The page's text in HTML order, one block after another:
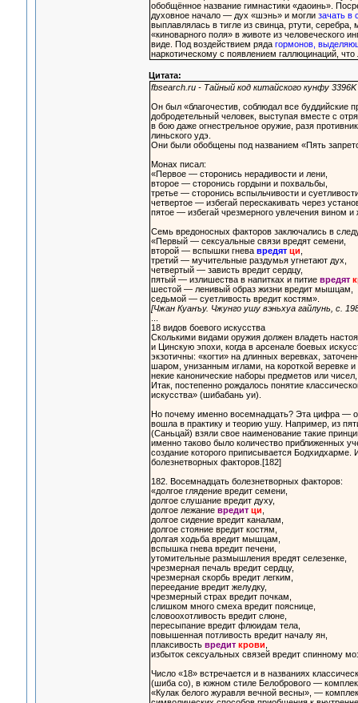
обобщённое название гимнастики «даоинь».
духовное начало — дух «шэнь» и могли зачать в
выплавлялась в тигле из свинца, ртути,
«киноварного поля» в животе из человеческого
виде. Под воздействием ряда гормонов,
наркотическому с появлением галлюцинаций,
Цитата:
fbsearch.ru - Тайный код китайского кунфу
Он был «благочестив, соблюдал все буддийские
добродетельный человек, выступая вместе с
в бою даже огнестрельное оружие, разя
линьского удэ.
Они были обобщены под названием «Пять
Монах писал:
«Первое — сторонись нерадивости и лени,
второе — сторонись гордыни и похвальбы,
третье — сторонись вспыльчивости и
четвертое — избегай перескакивать через
пятое — избегай чрезмерного увлечения вином
Семь вредоносных факторов заключались в
«Первый — сексуальные связи вредят семени,
второй — вспышки гнева вредят ци
третий — мучительные раздумья угнетают дух,
четвертый — зависть вредит сердцу,
пятый — излишества в напитках и питие вредят
шестой — ленивый образ жизни вредит мышцам,
седьмой — суетливость вредит костям».
[Чжан Куанъу. Чжунго ушу вэньхуа гайлунь, с.
18 видов боевого искусства
Сколькими видами оружия должен владеть
и Цинскую эпохи, когда в арсенале боевых
экзотичны: «когти» на длинных веревках,
шаром, унизанным иглами, на короткой веревке и
некие канонические наборы предметов или
Итак, постепенно рождалось понятие
искусства» (шибабань уи).
Но почему именно восемнадцать? Эта цифра —
вошла в практику и теорию ушу. Например, из
(Саньцай) взяли свое наименование такие
именно таково было количество приближенных
создание которого приписывается
болезнетворных факторов.[182]
182. Восемнадцать болезнетворных факторов:
«долгое глядение вредит семени,
долгое слушание вредит духу,
долгое лежание вредит ци
долгое сидение вредит каналам,
долгое стояние вредит костям,
долгая ходьба вредит мышцам,
вспышка гнева вредит печени,
утомительные размышления вредят селезенке,
чрезмерная печаль вредит сердцу,
чрезмерная скорбь вредит легким,
переедание вредит желудку,
чрезмерный страх вредит почкам,
слишком много смеха вредит пояснице,
словоохотливость вредит слюне,
пересыпание вредит флюидам тела,
повышенная потливость вредит началу ян,
плаксивость вредит крови
избыток сексуальных связей вредит спинному
Число «18» встречается и в названиях
(шиба со), в южном стиле Белобрового —
«Кулак белого журавля вечной весны», —